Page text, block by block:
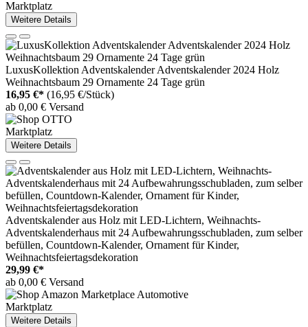
Marktplatz
Weitere Details
LuxusKollektion Adventskalender Adventskalender 2024 Holz
Weihnachtsbaum 29 Ornamente 24 Tage grün
16,95 €* (16,95 €/Stück)
ab 0,00 € Versand
Marktplatz
Weitere Details
Adventskalender aus Holz mit LED-Lichtern, Weihnachts-
Adventskalenderhaus mit 24 Aufbewahrungsschubladen, zum selber
befüllen, Countdown-Kalender, Ornament für Kinder,
Weihnachtsfeiertagsdekoration
29,99 €*
ab 0,00 € Versand
Marktplatz
Weitere Details